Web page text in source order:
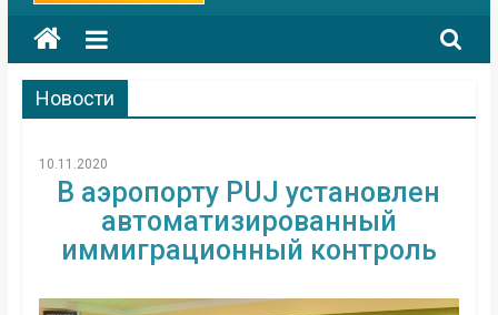
Новости
10.11.2020
В аэропорту PUJ установлен
автоматизированный
иммиграционный контроль